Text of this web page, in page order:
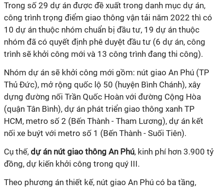
Trong số 29 dự án được đề xuất trong danh mục dự án,
công trình trọng điểm giao thông vận tải năm 2022 thì có
10 dự án thuộc nhóm chuẩn bị đầu tư, 19 dự án thuộc
nhóm đã có quyết định phê duyệt đầu tư (6 dự án, công
trình sẽ khởi công mới và 13 công trình đang thi công).
Nhóm dự án sẽ khởi công mới gồm: nút giao An Phú (TP
Thủ Đức), mở rộng quốc lộ 50 (huyện Bình Chánh), xây
dựng đường nối Trần Quốc Hoàn với đường Cộng Hòa
(quận Tân Bình), dự án phát triển giao thông xanh TP
HCM, metro số 2 (Bến Thành - Tham Lương), dự án kết
nối xe buýt với metro số 1 (Bến Thành - Suối Tiên).
Cụ thế, dự án nút giao thông An Phú, kinh phí hơn 3.900 tỷ
đồng, dự kiến khởi công trong quý III.
Theo phương án thiết kế, nút giao An Phú có ba tầng,